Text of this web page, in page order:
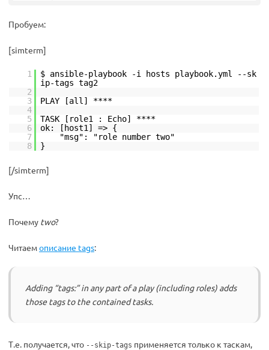
Пробуем:
[simterm]
1
$ ansible-playbook -i hosts playbook.yml --sk
ip-tags tag2
2
3
PLAY [all] ****
4
5
TASK [role1 : Echo] ****
6
ok: [host1] => {
7
"msg": "role number two"
8
}
[/simterm]
Упс…
Почему two?
Читаемописание tags:
Adding “tags:” in any part of a play (including roles) adds
those tags to the contained tasks.
Т.е. получается, что --skip-tags применяется только к таскам,